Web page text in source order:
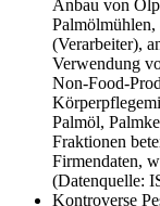
Anbau von
(Verarbeiter),
Verwendung
Non-Food-
Palmöl,
Fraktionen
Firmendaten,
(Datenquelle:
Kontroverse